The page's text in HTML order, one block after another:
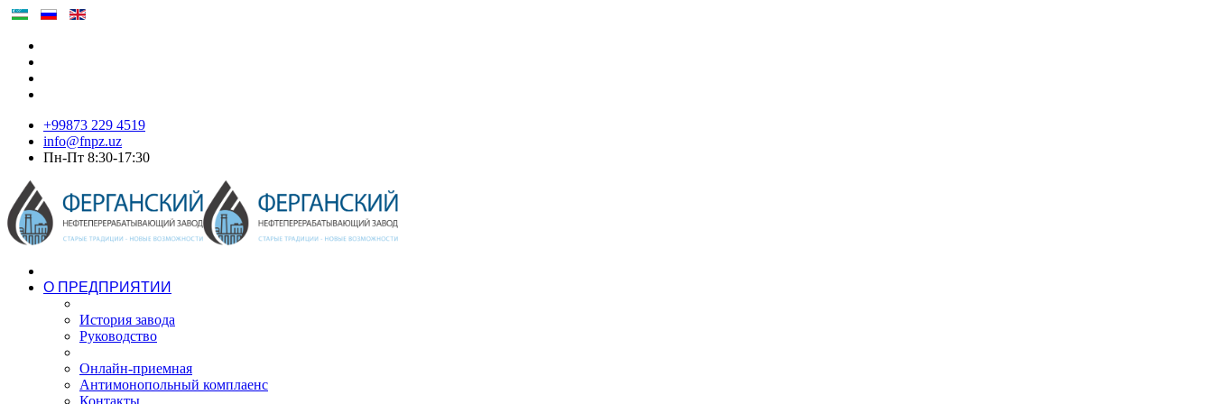
+99873 229 4519
info@fnpz.uz
Пн-Пт 8:30-17:30
О ПРЕДПРИЯТИИ
История завода
Руководство
Онлайн-приемная
Антимонопольный комплаенс
Контакты